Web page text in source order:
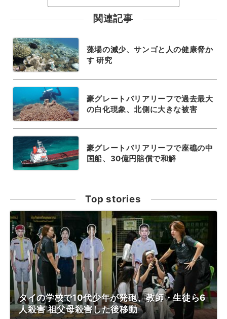
関連記事
藻場の減少、サンゴと人の健康脅か
す 研究
豪グレートバリアリーフで過去最大
の白化現象、北側に大きな被害
豪グレートバリアリーフで座礁の中
国船、30億円賠償で和解
Top stories
タイの学校で10代少年が発砲、教師・生徒ら6
人殺害 祖父母殺害した後移動